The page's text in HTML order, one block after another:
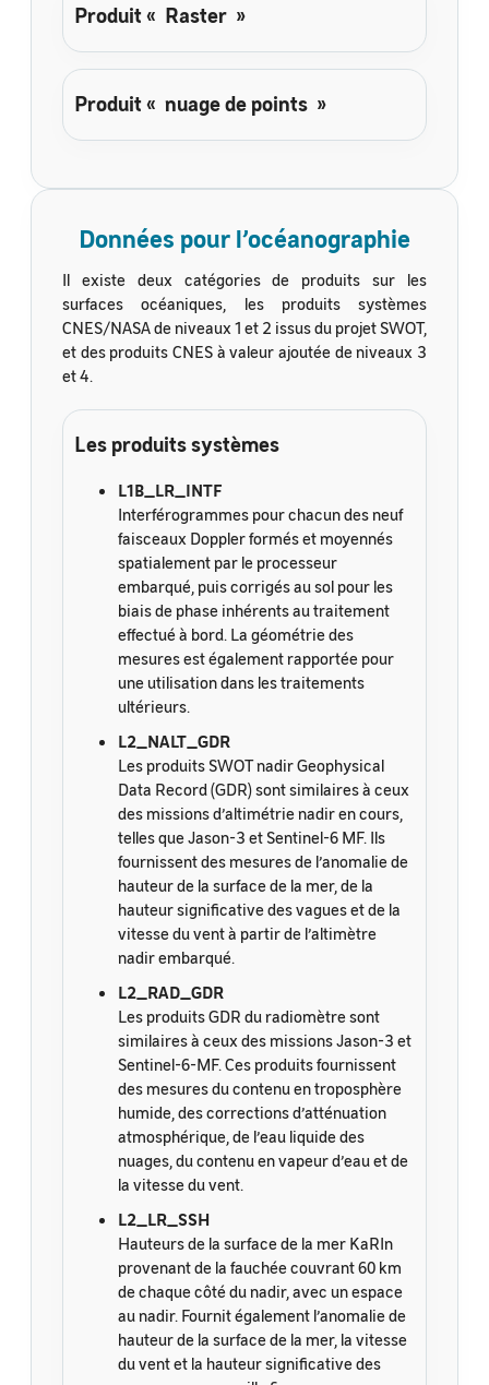
Produit « Raster »
Produit « nuage de points »
Données pour l’océanographie
Il existe deux catégories de produits sur les
surfaces océaniques, les produits systèmes
CNES/NASA de niveaux 1 et 2 issus du projet SWOT,
et des produits CNES à valeur ajoutée de niveaux 3
et 4.
Les produits systèmes
L1B_LR_INTF
Interférogrammes pour chacun des neuf
faisceaux Doppler formés et moyennés
spatialement par le processeur
embarqué, puis corrigés au sol pour les
biais de phase inhérents au traitement
effectué à bord. La géométrie des
mesures est également rapportée pour
une utilisation dans les traitements
ultérieurs.
L2_NALT_GDR
Les produits SWOT nadir Geophysical
Data Record (GDR) sont similaires à ceux
des missions d’altimétrie nadir en cours,
telles que Jason-3 et Sentinel-6 MF. Ils
fournissent des mesures de l’anomalie de
hauteur de la surface de la mer, de la
hauteur significative des vagues et de la
vitesse du vent à partir de l’altimètre
nadir embarqué.
L2_RAD_GDR
Les produits GDR du radiomètre sont
similaires à ceux des missions Jason-3 et
Sentinel-6-MF. Ces produits fournissent
des mesures du contenu en troposphère
humide, des corrections d’atténuation
atmosphérique, de l’eau liquide des
nuages, du contenu en vapeur d’eau et de
la vitesse du vent.
L2_LR_SSH
Hauteurs de la surface de la mer KaRIn
provenant de la fauchée couvrant 60 km
de chaque côté du nadir, avec un espace
au nadir. Fournit également l’anomalie de
hauteur de la surface de la mer, la vitesse
du vent et la hauteur significative des